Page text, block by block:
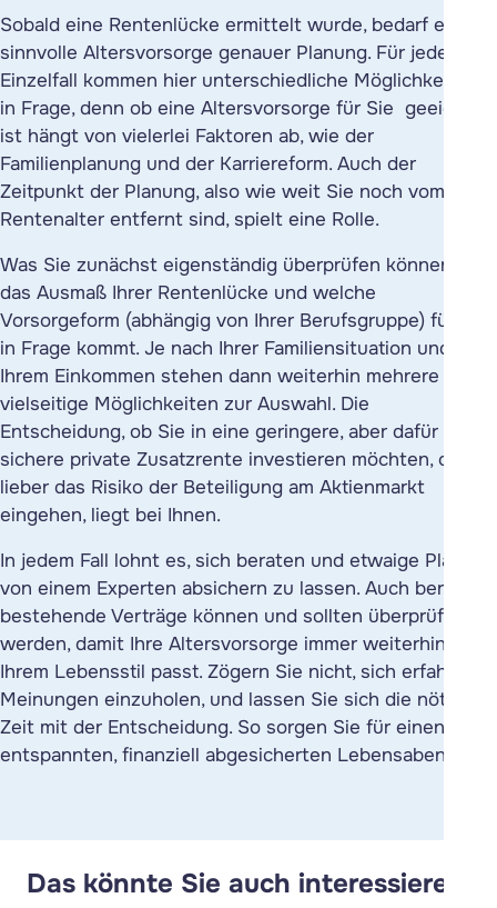
Sobald eine Rentenlücke ermittelt wurde, bedarf eine
sinnvolle Altersvorsorge genauer Planung. Für jeden
Einzelfall kommen hier unterschiedliche Möglichkeiten
in Frage, denn ob eine Altersvorsorge für Sie geeignet
ist hängt von vielerlei Faktoren ab, wie der
Familienplanung und der Karriereform. Auch der
Zeitpunkt der Planung, also wie weit Sie noch vom
Rentenalter entfernt sind, spielt eine Rolle.
Was Sie zunächst eigenständig überprüfen können, ist
das Ausmaß Ihrer Rentenlücke und welche
Vorsorgeform (abhängig von Ihrer Berufsgruppe) für Sie
in Frage kommt. Je nach Ihrer Familiensituation und
Ihrem Einkommen stehen dann weiterhin mehrere
vielseitige Möglichkeiten zur Auswahl. Die
Entscheidung, ob Sie in eine geringere, aber dafür
sichere private Zusatzrente investieren möchten, oder
lieber das Risiko der Beteiligung am Aktienmarkt
eingehen, liegt bei Ihnen.
In jedem Fall lohnt es, sich beraten und etwaige Pläne
von einem Experten absichern zu lassen. Auch bereits
bestehende Verträge können und sollten überprüft
werden, damit Ihre Altersvorsorge immer weiterhin zu
Ihrem Lebensstil passt. Zögern Sie nicht, sich erfahrene
Meinungen einzuholen, und lassen Sie sich die nötige
Zeit mit der Entscheidung. So sorgen Sie für einen
entspannten, finanziell abgesicherten Lebensabend.
Das könnte Sie auch interessieren